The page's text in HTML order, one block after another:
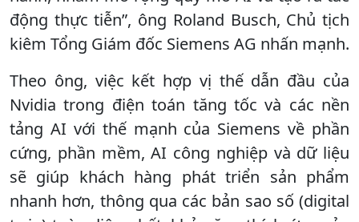
động thực tiễn”, ông Roland Busch, Chủ tịch
kiêm Tổng Giám đốc Siemens AG nhấn mạnh.
Theo ông, việc kết hợp vị thế dẫn đầu của
Nvidia trong điện toán tăng tốc và các nền
tảng AI với thế mạnh của Siemens về phần
cứng, phần mềm, AI công nghiệp và dữ liệu
sẽ giúp khách hàng phát triển sản phẩm
nhanh hơn, thông qua các bản sao số (digital